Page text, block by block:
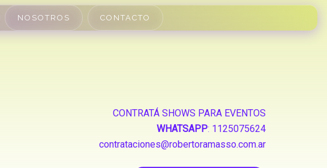
NOSOTROS CONTACTO
CONTRATÁ SHOWS PARA EVENTOS
WHATSAPP: 1125075624
contrataciones@robertoramasso.com.ar